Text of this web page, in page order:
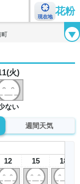
現在地
花粉
ト 花粉症ハンドブック
町
火)
ない
週間天気
12 15 18